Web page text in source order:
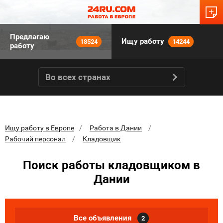
Предлагаю
работу
18524 Ищу работу 14244
Во всех странах
Ищу работу в Европе
Работа в Дании
Рабочий персонал
Кладовщик
Поиск работы кладовщиком в
Дании
Все объявления 2